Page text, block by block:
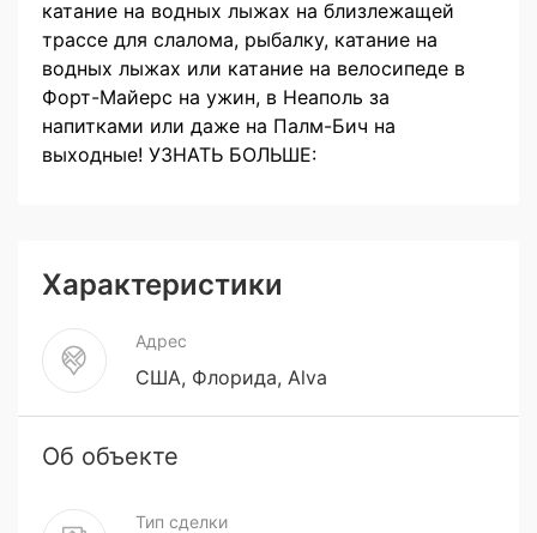
катание на водных лыжах на близлежащей
трассе для слалома, рыбалку, катание на
водных лыжах или катание на велосипеде в
Форт-Майерс на ужин, в Неаполь за
напитками или даже на Палм-Бич на
выходные! УЗНАТЬ БОЛЬШЕ:
Характеристики
Адрес
США, Флорида, Alva
Об объекте
Тип сделки